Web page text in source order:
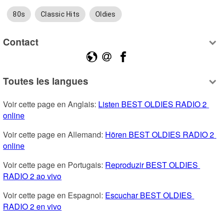
80s Classic Hits Oldies
Contact
Toutes les langues
Voir cette page en Anglais: Listen BEST OLDIES RADIO 2
online
Voir cette page en Allemand: Hören BEST OLDIES RADIO 2
online
Voir cette page en Portugais: Reproduzir BEST OLDIES
RADIO 2 ao vivo
Voir cette page en Espagnol: Escuchar BEST OLDIES
RADIO 2 en vivo